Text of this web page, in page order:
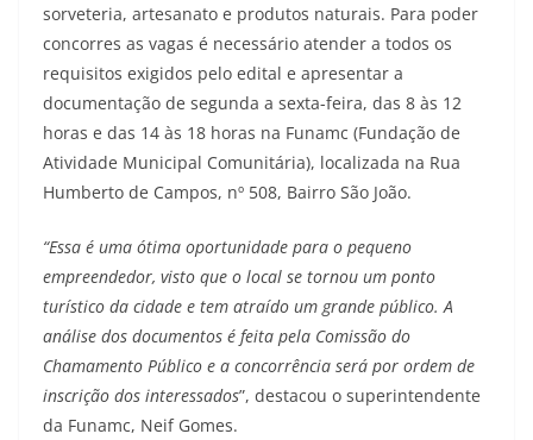
sorveteria, artesanato e produtos naturais. Para poder
concorres as vagas é necessário atender a todos os
requisitos exigidos pelo edital e apresentar a
documentação de segunda a sexta-feira, das 8 às 12
horas e das 14 às 18 horas na Funamc (Fundação de
Atividade Municipal Comunitária), localizada na Rua
Humberto de Campos, nº 508, Bairro São João.
“Essa é uma ótima oportunidade para o pequeno
empreendedor, visto que o local se tornou um ponto
turístico da cidade e tem atraído um grande público. A
análise dos documentos é feita pela Comissão do
Chamamento Público e a concorrência será por ordem de
inscrição dos interessados”, destacou o superintendente
da Funamc, Neif Gomes.